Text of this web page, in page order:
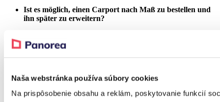
Naša webstránka používa súbory cookies
Na prispôsobenie obsahu a reklám, poskytovanie funkcií
Ist es möglich, einen Carport nach Maß zu bestellen und
ihn später zu erweitern?
sie exakt an Ihre Maße angepasst und später sogar um weitere
mm starken Polyisocyanurat-(PUR)-Kern, die dank passend